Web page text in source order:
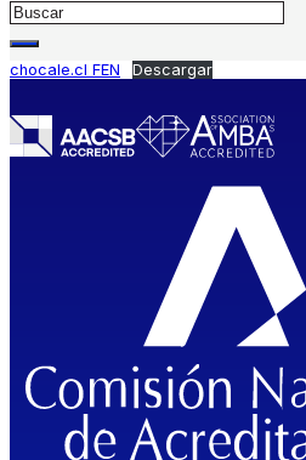
chocale.cl FEN Descargar